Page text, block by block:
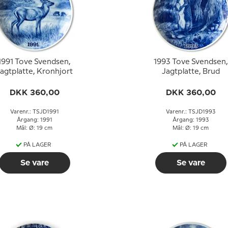
Tove Svendsen,
Kronhjort
DKK 360,00
Varenr.: TSJD1991
Årgang: 1991
Mål: Ø: 19 cm
PÅ LAGER
Se vare
1993 Tove Svendsen,
Jagtplatte, Brud
DKK 360,00
Varenr.: TSJD1993
Årgang: 1993
Mål: Ø: 19 cm
PÅ LAGER
Se vare